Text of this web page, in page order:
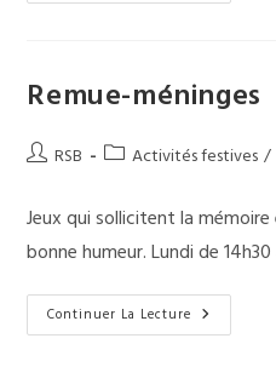
Remue-méninges
Auteur/autrice
la
publication :
RSB
PostActivités festives /
Jeux qui sollicitent la
bonne humeur. Lundi de 14h30
Continuer La Lecture Remue-
Méninges